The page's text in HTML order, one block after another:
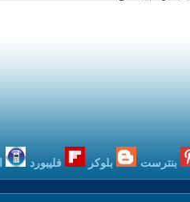
بنترست بلوكر فليبورد